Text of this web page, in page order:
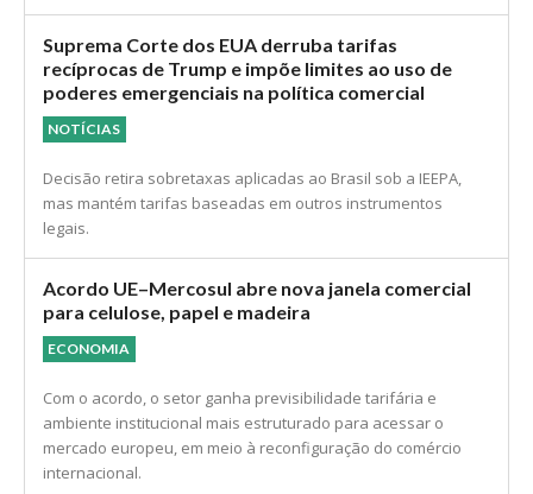
Suprema Corte dos EUA derruba tarifas
recíprocas de Trump e impõe limites ao uso de
poderes emergenciais na política comercial
NOTÍCIAS
Decisão retira sobretaxas aplicadas ao Brasil sob a IEEPA,
mas mantém tarifas baseadas em outros instrumentos
legais.
Acordo UE–Mercosul abre nova janela comercial
para celulose, papel e madeira
ECONOMIA
Com o acordo, o setor ganha previsibilidade tarifária e
ambiente institucional mais estruturado para acessar o
mercado europeu, em meio à reconfiguração do comércio
internacional.